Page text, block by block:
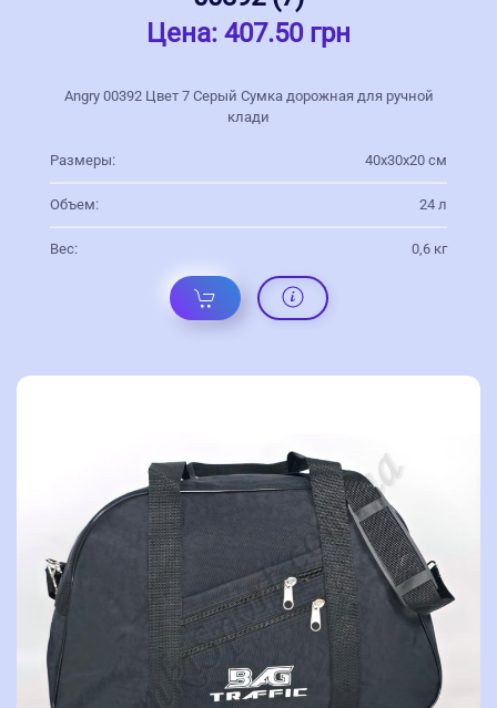
Цена: 407.50 грн
Angry 00392 Цвет 7 Серый Сумка дорожная для ручной
клади
Размеры: 40х30х20 см
Объем: 24 л
Вес: 0,6 кг